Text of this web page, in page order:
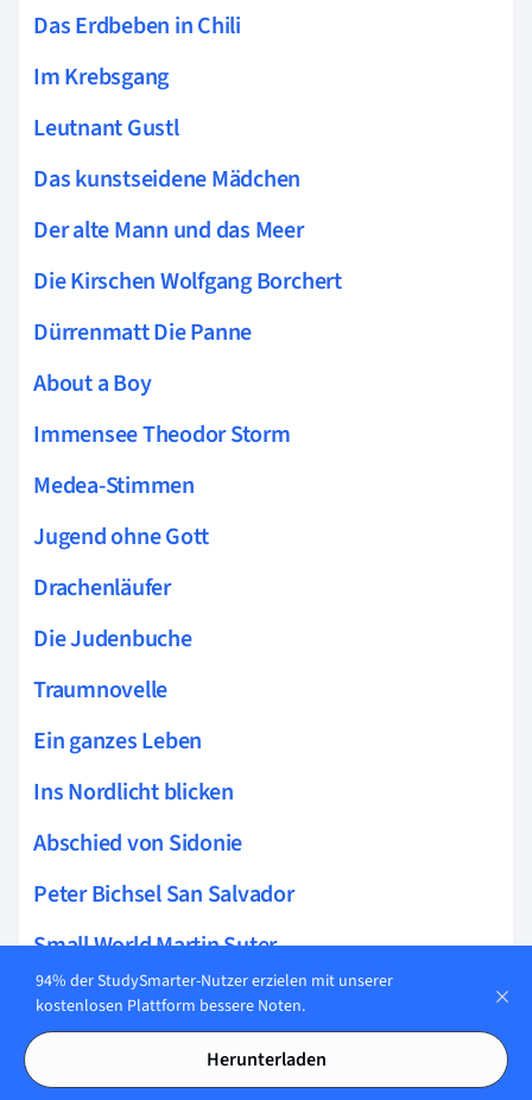
Das Erdbeben in Chili
Im Krebsgang
Leutnant Gustl
Das kunstseidene Mädchen
Der alte Mann und das Meer
Die Kirschen Wolfgang Borchert
Dürrenmatt Die Panne
About a Boy
Immensee Theodor Storm
Medea-Stimmen
Jugend ohne Gott
Drachenläufer
Die Judenbuche
Traumnovelle
Ein ganzes Leben
Ins Nordlicht blicken
Abschied von Sidonie
Peter Bichsel San Salvador
Small World Martin Suter
Gesellschaftsroman
In der Strafkolonie
94% der StudySmarter-Nutzer erzielen mit unserer
kostenlosen Plattform bessere Noten.
Herunterladen